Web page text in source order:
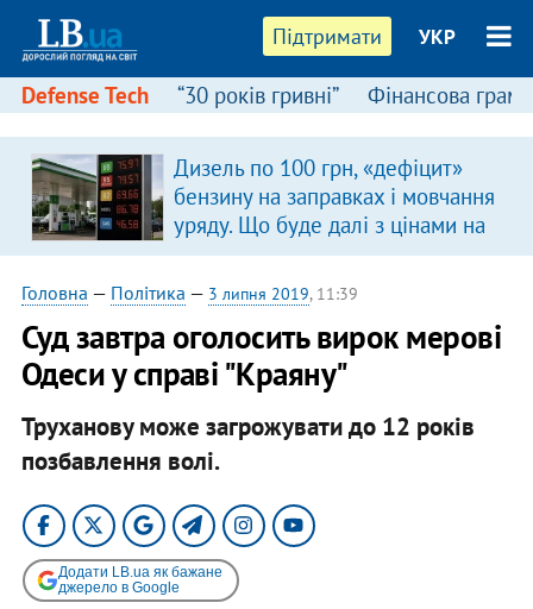
Підтримати УКР
Defense Tech “30 років гривні” Фінансова
Дизель по 100 грн, «дефіцит»
бензину на заправках і мовчання
уряду. Що буде далі з цінами на
пальне?
Головна — Політика — 3 липня 2019, 11:39
Суд завтра оголосить вирок мерові
Одеси у справі "Краяну"
Труханову може загрожувати до 12 років
позбавлення волі.
Додати LB.ua як бажане
джерело в Google